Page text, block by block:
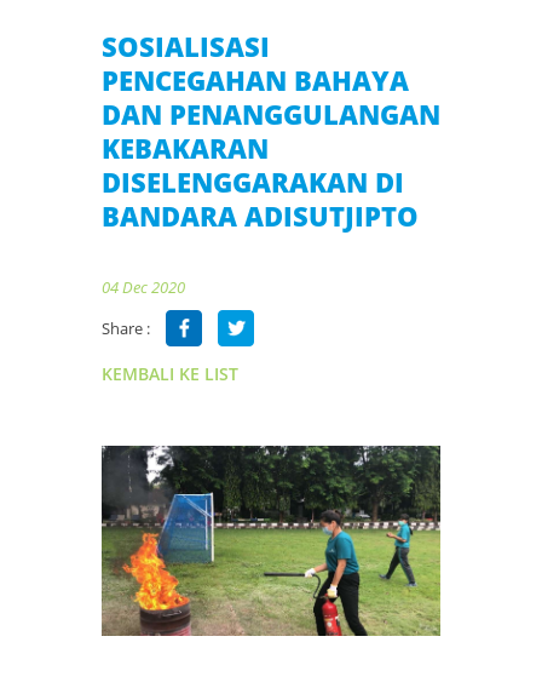
SOSIALISASI
PENCEGAHAN BAHAYA
DAN PENANGGULANGAN
KEBAKARAN
DISELENGGARAKAN DI
BANDARA ADISUTJIPTO
04 Dec 2020
Share :
KEMBALI KE LIST